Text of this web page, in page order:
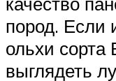
пород. Если
ольхи сорта
выглядеть